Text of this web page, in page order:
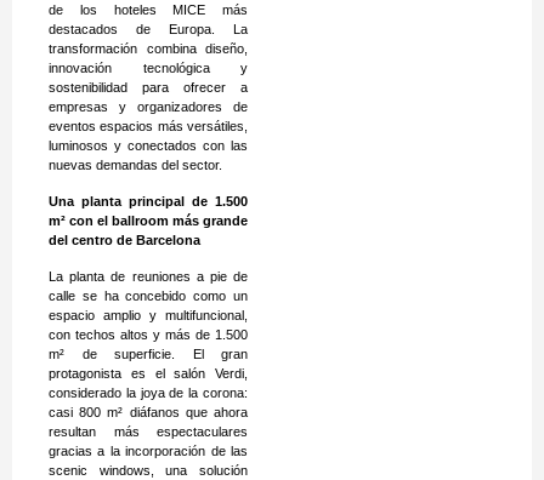
de los hoteles MICE más
destacados de Europa. La
transformación combina diseño,
innovación tecnológica y
sostenibilidad para ofrecer a
empresas y organizadores de
eventos espacios más versátiles,
luminosos y conectados con las
nuevas demandas del sector.
Una planta principal de 1.500
m² con el ballroom más grande
del centro de Barcelona
La planta de reuniones a pie de
calle se ha concebido como un
espacio amplio y multifuncional,
con techos altos y más de 1.500
m² de superficie. El gran
protagonista es el salón Verdi,
considerado la joya de la corona:
casi 800 m² diáfanos que ahora
resultan más espectaculares
gracias a la incorporación de las
scenic windows, una solución